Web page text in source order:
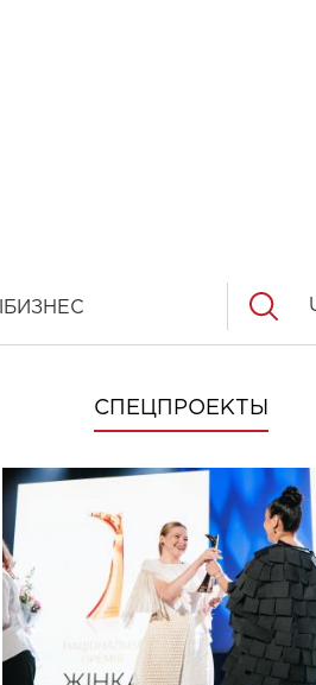
БИЗНЕС
СПЕЦПРОЕКТЫ